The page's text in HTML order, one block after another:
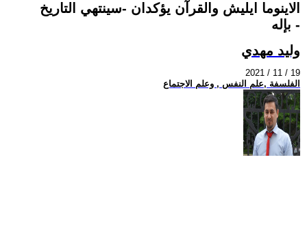
الاينوما ايليش والقرآن يؤكدان -سينتهي التاريخ
بإله -
وليد مهدي
2021 / 11 / 19
الفلسفة ,علم النفس , وعلم الاجتماع